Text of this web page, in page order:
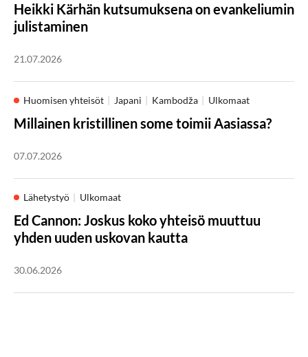
Heikki Kärhän kutsumuksena on evankeliumin
julistaminen
21.07.2026
Huomisen yhteisöt Japani Kambodža Ulkomaat
Millainen kristillinen some toimii Aasiassa?
07.07.2026
Lähetystyö Ulkomaat
Ed Cannon: Joskus koko yhteisö muuttuu
yhden uuden uskovan kautta
30.06.2026